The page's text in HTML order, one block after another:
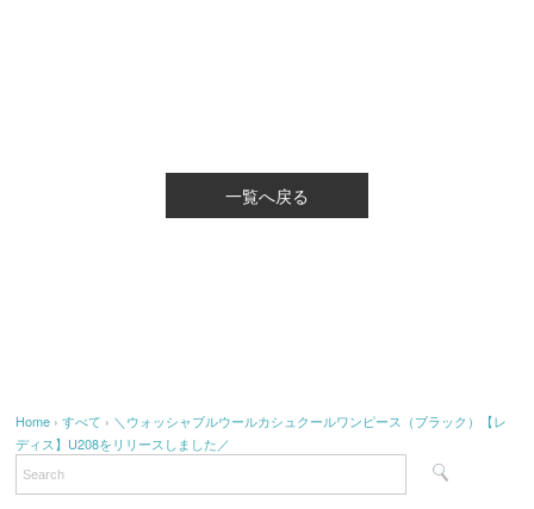
一覧へ戻る
Home ›すべて › ＼ウォッシャブルウールカシュクールワンピース（ブラック）【レ
ディス】U208をリリースしました／